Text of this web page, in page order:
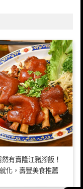
有賣隆江豬腳飯！
化，壽豐美食推薦